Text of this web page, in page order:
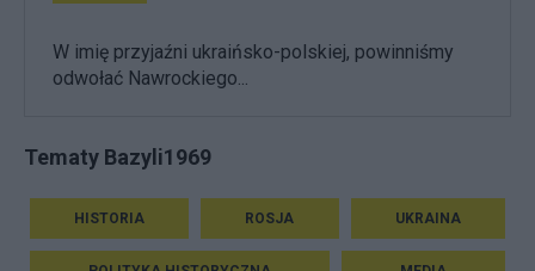
W imię przyjaźni ukraińsko-polskiej, powinniśmy
odwołać Nawrockiego...
Tematy Bazyli1969
HISTORIA ROSJA UKRAINA